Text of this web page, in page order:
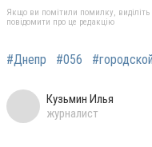
Якщо ви помітили помилку, виділіть
повідомити про це редакцію
#Днепр #056
Кузьмин Илья
журналист